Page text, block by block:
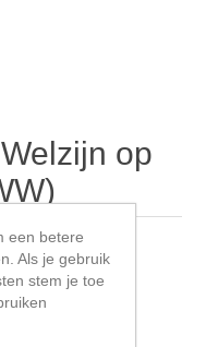
op
een betere
Als je gebruik
stem je toe